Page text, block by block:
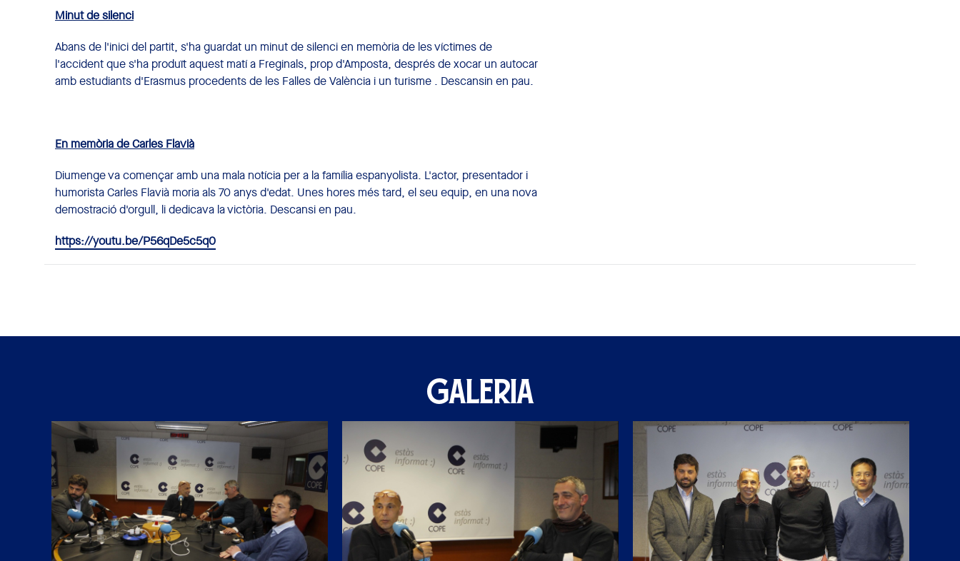
Minut de silenci
Abans de l'inici del partit, s'ha guardat un minut de silenci en memòria de les víctimes de
l'accident que s'ha produït aquest matí a Freginals, prop d'Amposta, després de xocar un autocar
amb estudiants d'Erasmus procedents de les Falles de València i un turisme . Descansin en pau.
En memòria de Carles Flavià
Diumenge va començar amb una mala notícia per a la família espanyolista. L'actor, presentador i
humorista Carles Flavià moria als 70 anys d'edat. Unes hores més tard, el seu equip, en una nova
demostració d'orgull, li dedicava la victòria. Descansi en pau.
https://youtu.be/P56qDe5c5q0
GALERIA